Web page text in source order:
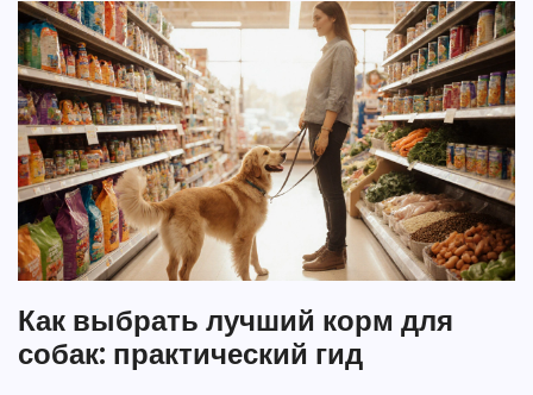
Как выбрать лучший корм для
собак: практический гид